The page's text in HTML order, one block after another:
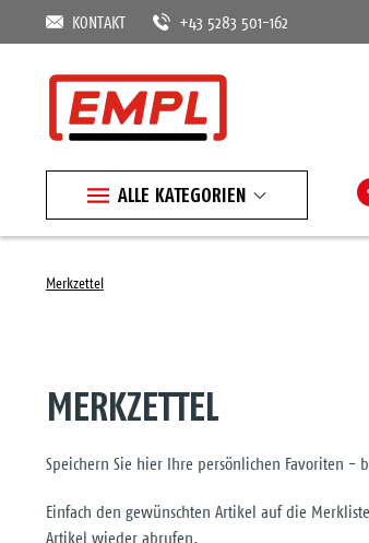
KONTAKT +43 5283 501-162
ALLE KATEGORIEN
Merkzettel
MERKZETTEL
Speichern Sie hier Ihre persönlichen Favoriten -
Einfach den gewünschten Artikel auf die
Artikel wieder abrufen.